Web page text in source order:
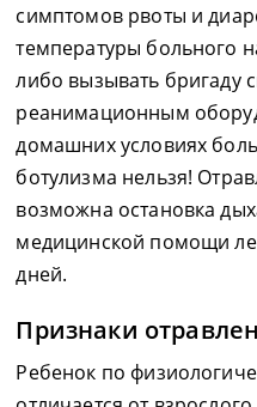
симптомов рвоты и
температуры больного
либо вызывать бригаду
реанимационным
домашних условиях
ботулизма нельзя!
возможна остановка
медицинской помощи
дней.
Признаки
Ребенок по